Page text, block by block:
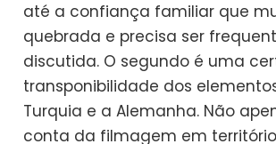
até a confiança familiar que
quebrada e precisa ser
discutida. O segundo é uma
transponibilidade dos
Turquia e a Alemanha. Não
conta da filmagem em